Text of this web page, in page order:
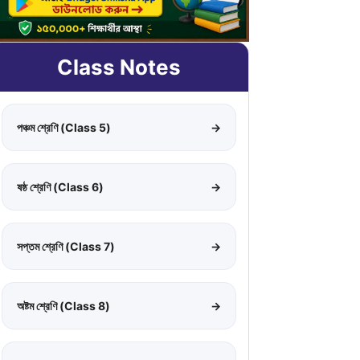
Class Notes
পঞ্চম শ্রেণি (Class 5) →
ষষ্ঠ শ্রেণি (Class 6) →
সপ্তম শ্রেণি (Class 7) →
অষ্টম শ্রেণি (Class 8) →